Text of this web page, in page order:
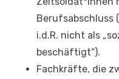
Berufsabschluss
i.d.R. nicht als
beschäftigt“).
Fachkräfte, die